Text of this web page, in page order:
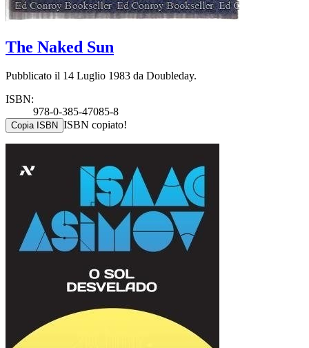
The Naked Sun
Pubblicato il 14 Luglio 1983 da Doubleday.
ISBN:
978-0-385-47085-8
Copia ISBN ISBN copiato!